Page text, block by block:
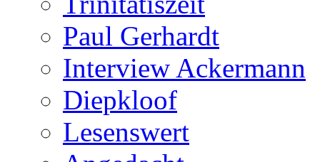
Paul Gerhardt
Interview Ackermann
Diepkloof
Lesenswert